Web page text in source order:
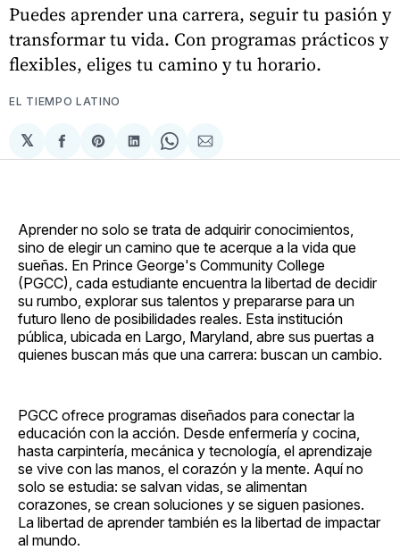
Puedes aprender una carrera, seguir tu pasión y
transformar tu vida. Con programas prácticos y
flexibles, eliges tu camino y tu horario.
EL TIEMPO LATINO
𝕏
Compartir
en
Share
on
Compartir
en
Share
on
Compartir
via
Aprender no solo se trata de adquirir conocimientos,
sino de elegir un camino que te acerque a la vida que
sueñas. En Prince George's Community College
(PGCC), cada estudiante encuentra la libertad de decidir
su rumbo, explorar sus talentos y prepararse para un
futuro lleno de posibilidades reales. Esta institución
pública, ubicada en Largo, Maryland, abre sus puertas a
quienes buscan más que una carrera: buscan un cambio.
PGCC ofrece programas diseñados para conectar la
educación con la acción. Desde enfermería y cocina,
hasta carpintería, mecánica y tecnología, el aprendizaje
se vive con las manos, el corazón y la mente. Aquí no
solo se estudia: se salvan vidas, se alimentan
corazones, se crean soluciones y se siguen pasiones.
La libertad de aprender también es la libertad de impactar
al mundo.